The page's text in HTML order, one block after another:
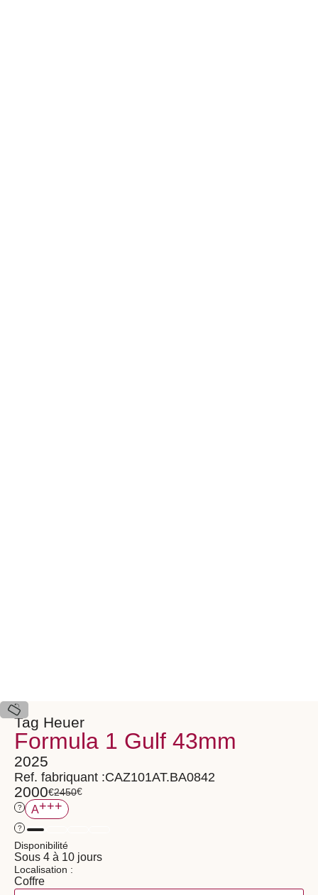
Tag Heuer
Formula 1 Gulf 43mm
2025
Ref. fabriquant :CAZ101AT.BA0842
2000€2450€
? A+++
?
Disponibilité
Sous 4 à 10 jours
Localisation :
Coffre